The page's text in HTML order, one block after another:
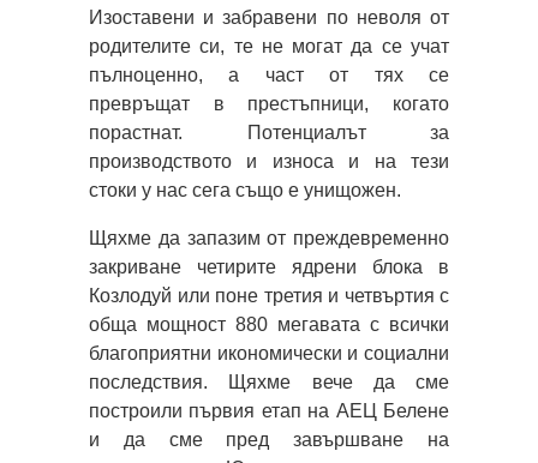
Изоставени и забравени по неволя от
родителите си, те не могат да се учат
пълноценно, а част от тях се
превръщат в престъпници, когато
порастнат. Потенциалът за
производството и износа и на тези
стоки у нас сега също е унищожен.
Щяхме да запазим от преждевременно
закриване четирите ядрени блока в
Козлодуй или поне третия и четвъртия с
обща мощност 880 мегавата с всички
благоприятни икономически и социални
последствия. Щяхме вече да сме
построили първия етап на АЕЦ Белене
и да сме пред завършване на